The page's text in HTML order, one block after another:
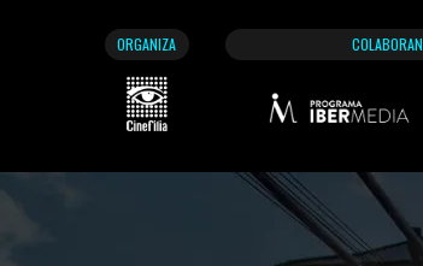
ORGANIZA COLABORAN